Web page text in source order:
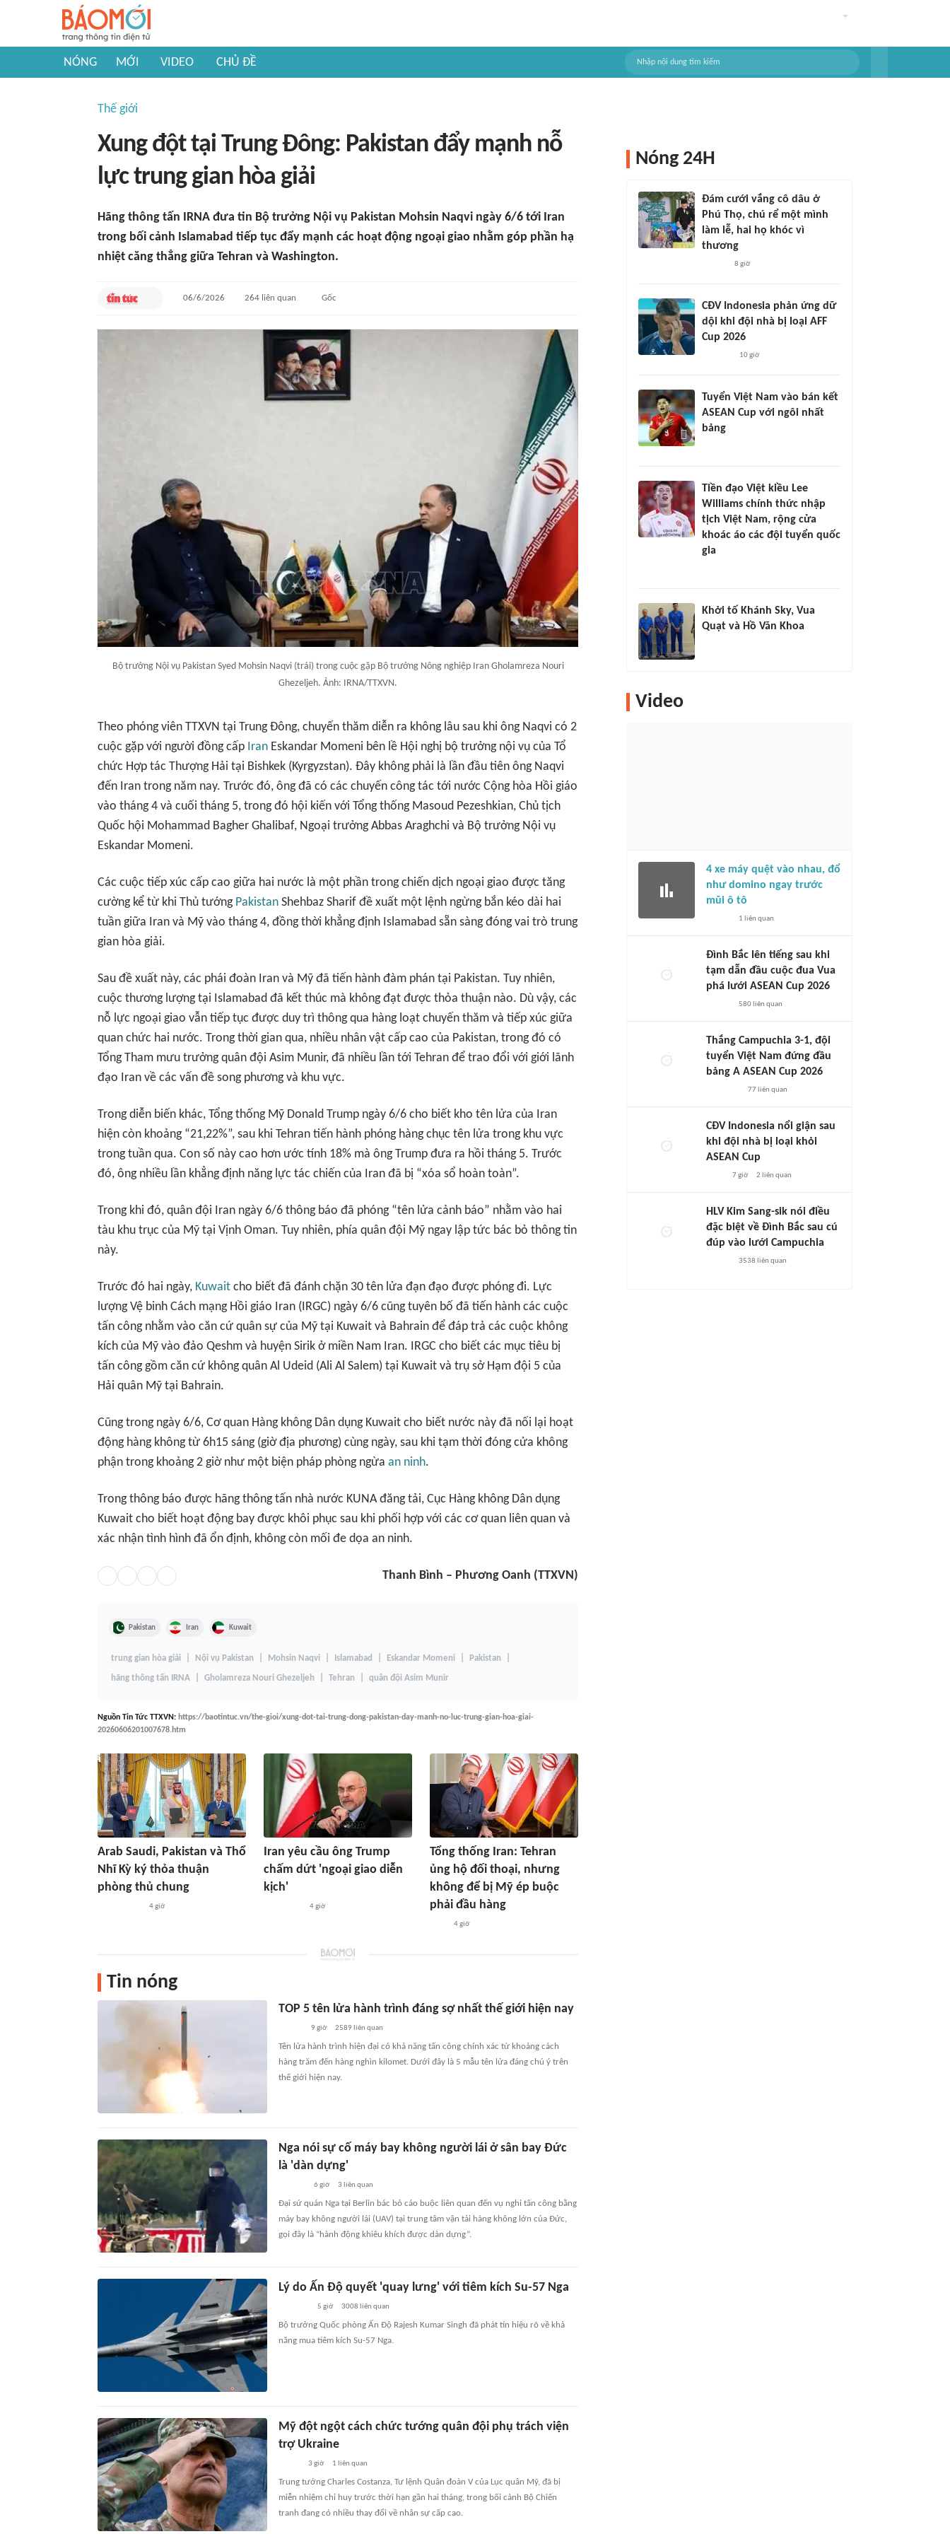
NÓNG MỚI VIDEO CHỦ ĐỀ
Thế giới
Xung đột tại Trung Đông: Pakistan đẩy mạnh nỗ
lực trung gian hòa giải
Hãng thông tấn IRNA đưa tin Bộ trưởng Nội vụ Pakistan Mohsin Naqvi ngày 6/6 tới Iran
trong bối cảnh Islamabad tiếp tục đẩy mạnh các hoạt động ngoại giao nhằm góp phần hạ
nhiệt căng thẳng giữa Tehran và Washington.
06/6/2026 264 liên quan Gốc
Bộ trưởng Nội vụ Pakistan Syed Mohsin Naqvi (trái) trong cuộc gặp Bộ trưởng Nông nghiệp Iran Gholamreza Nouri
Ghezeljeh. Ảnh: IRNA/TTXVN.
Theo phóng viên TTXVN tại Trung Đông, chuyến thăm diễn ra không lâu sau khi ông Naqvi có 2
cuộc gặp với người đồng cấp Iran Eskandar Momeni bên lề Hội nghị bộ trưởng nội vụ của Tổ
chức Hợp tác Thượng Hải tại Bishkek (Kyrgyzstan). Đây không phải là lần đầu tiên ông Naqvi
đến Iran trong năm nay. Trước đó, ông đã có các chuyến công tác tới nước Cộng hòa Hồi giáo
vào tháng 4 và cuối tháng 5, trong đó hội kiến với Tổng thống Masoud Pezeshkian, Chủ tịch
Quốc hội Mohammad Bagher Ghalibaf, Ngoại trưởng Abbas Araghchi và Bộ trưởng Nội vụ
Eskandar Momeni.
Các cuộc tiếp xúc cấp cao giữa hai nước là một phần trong chiến dịch ngoại giao được tăng
cường kể từ khi Thủ tướng Pakistan Shehbaz Sharif đề xuất một lệnh ngừng bắn kéo dài hai
tuần giữa Iran và Mỹ vào tháng 4, đồng thời khẳng định Islamabad sẵn sàng đóng vai trò trung
gian hòa giải.
Sau đề xuất này, các phái đoàn Iran và Mỹ đã tiến hành đàm phán tại Pakistan. Tuy nhiên,
cuộc thương lượng tại Islamabad đã kết thúc mà không đạt được thỏa thuận nào. Dù vậy, các
nỗ lực ngoại giao vẫn tiếp tục được duy trì thông qua hàng loạt chuyến thăm và tiếp xúc giữa
quan chức hai nước. Trong thời gian qua, nhiều nhân vật cấp cao của Pakistan, trong đó có
Tổng Tham mưu trưởng quân đội Asim Munir, đã nhiều lần tới Tehran để trao đổi với giới lãnh
đạo Iran về các vấn đề song phương và khu vực.
Trong diễn biến khác, Tổng thống Mỹ Donald Trump ngày 6/6 cho biết kho tên lửa của Iran
hiện còn khoảng “21,22%”, sau khi Tehran tiến hành phóng hàng chục tên lửa trong khu vực
trong tuần qua. Con số này cao hơn ước tính 18% mà ông Trump đưa ra hồi tháng 5. Trước
đó, ông nhiều lần khẳng định năng lực tác chiến của Iran đã bị “xóa sổ hoàn toàn”.
Trong khi đó, quân đội Iran ngày 6/6 thông báo đã phóng “tên lửa cảnh báo” nhằm vào hai
tàu khu trục của Mỹ tại Vịnh Oman. Tuy nhiên, phía quân đội Mỹ ngay lập tức bác bỏ thông tin
này.
Trước đó hai ngày, Kuwait cho biết đã đánh chặn 30 tên lửa đạn đạo được phóng đi. Lực
lượng Vệ binh Cách mạng Hồi giáo Iran (IRGC) ngày 6/6 cũng tuyên bố đã tiến hành các cuộc
tấn công nhằm vào căn cứ quân sự của Mỹ tại Kuwait và Bahrain để đáp trả các cuộc không
kích của Mỹ vào đảo Qeshm và huyện Sirik ở miền Nam Iran. IRGC cho biết các mục tiêu bị
tấn công gồm căn cứ không quân Al Udeid (Ali Al Salem) tại Kuwait và trụ sở Hạm đội 5 của
Hải quân Mỹ tại Bahrain.
Cũng trong ngày 6/6, Cơ quan Hàng không Dân dụng Kuwait cho biết nước này đã nối lại hoạt
động hàng không từ 6h15 sáng (giờ địa phương) cùng ngày, sau khi tạm thời đóng cửa không
phận trong khoảng 2 giờ như một biện pháp phòng ngừa an ninh.
Trong thông báo được hãng thông tấn nhà nước KUNA đăng tải, Cục Hàng không Dân dụng
Kuwait cho biết hoạt động bay được khôi phục sau khi phối hợp với các cơ quan liên quan và
xác nhận tình hình đã ổn định, không còn mối đe dọa an ninh.
Thanh Bình – Phương Oanh (TTXVN)
Pakistan Iran Kuwait
trung gian hòa giải Nội vụ Pakistan Mohsin Naqvi Islamabad Eskandar Momeni Pakistan
hãng thông tấn IRNA Gholamreza Nouri Ghezeljeh Tehran quân đội Asim Munir
Nguồn Tin Tức TTXVN: https://baotintuc.vn/the-gioi/xung-dot-tai-trung-dong-pakistan-day-manh-no-luc-trung-gian-hoa-giai-
20260606201007678.htm
Arab Saudi, Pakistan và Thổ
Nhĩ Kỳ ký thỏa thuận
phòng thủ chung
4 giờ
Iran yêu cầu ông Trump
chấm dứt 'ngoại giao diễn
kịch'
4 giờ
Tổng thống Iran: Tehran
ủng hộ đối thoại, nhưng
không để bị Mỹ ép buộc
phải đầu hàng
4 giờ
Tin nóng
TOP 5 tên lửa hành trình đáng sợ nhất thế giới hiện nay
9 giờ 2589 liên quan
Tên lửa hành trình hiện đại có khả năng tấn công chính xác từ khoảng cách
hàng trăm đến hàng nghìn kilomet. Dưới đây là 5 mẫu tên lửa đáng chú ý trên
thế giới hiện nay.
Nga nói sự cố máy bay không người lái ở sân bay Đức
là 'dàn dựng'
6 giờ 3 liên quan
Đại sứ quán Nga tại Berlin bác bỏ cáo buộc liên quan đến vụ nghi tấn công bằng
máy bay không người lái (UAV) tại trung tâm vận tải hàng không lớn của Đức,
gọi đây là “hành động khiêu khích được dàn dựng”.
Lý do Ấn Độ quyết 'quay lưng' với tiêm kích Su-57 Nga
5 giờ 3008 liên quan
Bộ trưởng Quốc phòng Ấn Độ Rajesh Kumar Singh đã phát tín hiệu rõ về khả
năng mua tiêm kích Su-57 Nga.
Mỹ đột ngột cách chức tướng quân đội phụ trách viện
trợ Ukraine
3 giờ 1 liên quan
Trung tướng Charles Costanza, Tư lệnh Quân đoàn V của Lục quân Mỹ, đã bị
miễn nhiệm chỉ huy trước thời hạn gần hai tháng, trong bối cảnh Bộ Chiến
tranh đang có nhiều thay đổi về nhân sự cấp cao.
Nóng 24H
Đám cưới vắng cô dâu ở
Phú Thọ, chú rể một mình
làm lễ, hai họ khóc vì
thương
8 giờ
CĐV Indonesia phản ứng dữ
dội khi đội nhà bị loại AFF
Cup 2026
10 giờ
Tuyển Việt Nam vào bán kết
ASEAN Cup với ngôi nhất
bảng
Tiền đạo Việt kiều Lee
Williams chính thức nhập
tịch Việt Nam, rộng cửa
khoác áo các đội tuyển quốc
gia
Khởi tố Khánh Sky, Vua
Quạt và Hồ Văn Khoa
Video
4 xe máy quệt vào nhau, đổ
như domino ngay trước
mũi ô tô
1 liên quan
Đình Bắc lên tiếng sau khi
tạm dẫn đầu cuộc đua Vua
phá lưới ASEAN Cup 2026
580liên quan
Thắng Campuchia 3-1, đội
tuyển Việt Nam đứng đầu
bảng A ASEAN Cup 2026
77liên quan
CĐV Indonesia nổi giận sau
khi đội nhà bị loại khỏi
ASEAN Cup
7 giờ 2 liên quan
HLV Kim Sang-sik nói điều
đặc biệt về Đình Bắc sau cú
đúp vào lưới Campuchia
3538 liên quan